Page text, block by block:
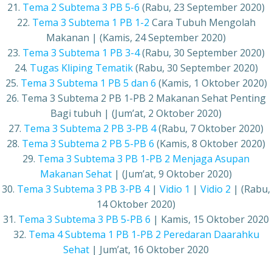
21. Tema 2 Subtema 3 PB 5-6 (Rabu, 23 September 2020)
22. Tema 3 Subtema 1 PB 1-2 Cara Tubuh Mengolah
Makanan | (Kamis, 24 September 2020)
23. Tema 3 Subtema 1 PB 3-4(Rabu, 30 September 2020)
24. Tugas Kliping Tematik(Rabu, 30 September 2020)
25. Tema 3 Subtema 1 PB 5 dan 6 (Kamis, 1 Oktober 2020)
26. Tema 3 Subtema 2 PB 1-PB 2 Makanan Sehat Penting
Bagi tubuh | (Jum’at, 2 Oktober 2020)
27. Tema 3 Subtema 2 PB 3-PB 4(Rabu, 7 Oktober 2020)
28. Tema 3 Subtema 2 PB 5-PB 6 (Kamis, 8 Oktober 2020)
29. Tema 3 Subtema 3 PB 1-PB 2 Menjaga Asupan
Makanan Sehat | (Jum’at, 9 Oktober 2020)
30. Tema 3 Subtema 3 PB 3-PB 4| Vidio 1 | Vidio 2 | (Rabu,
14 Oktober 2020)
31. Tema 3 Subtema 3 PB 5-PB 6 | Kamis, 15 Oktober 2020
32. Tema 4 Subtema 1 PB 1-PB 2 Peredaran Daarahku
Sehat | Jum’at, 16 Oktober 2020